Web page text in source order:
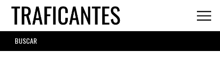
Skip
main
content
SEARCH
FORM